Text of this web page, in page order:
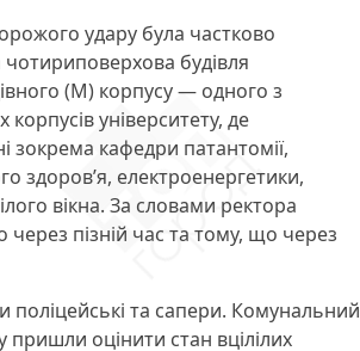
удару була частково
будівля
(М) корпусу — одного з
корпусів університету, де
зокрема кафедри патантомії,
здоров’я, електроенергетики,
вікна. За словами ректора
через пізній час та тому, що через
поліцейські та сапери. Комунальний
пришли оцінити стан вцілілих